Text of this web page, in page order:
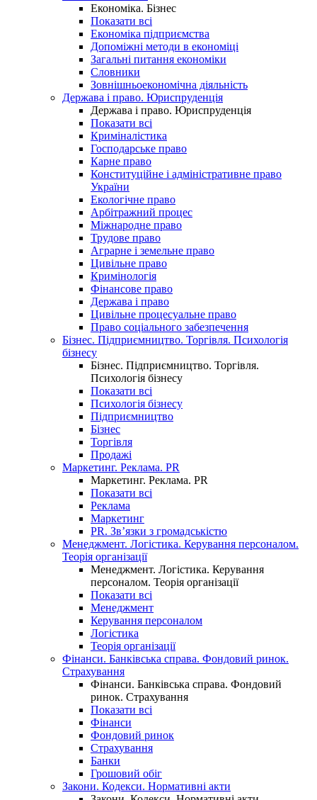
Економіка. Бізнес
Показати всі
Економіка підприємства
Допоміжні методи в економіці
Загальні питання економіки
Словники
Зовнішньоекономічна діяльність
Держава і право. Юриспруденція
Держава і право. Юриспруденція
Показати всі
Криміналістика
Господарське право
Карне право
Конституційне і адміністративне право
України
Екологічне право
Арбітражний процес
Міжнародне право
Трудове право
Аграрне і земельне право
Цивільне право
Кримінологія
Фінансове право
Держава і право
Цивільне процесуальне право
Право соціального забезпечення
Бізнес. Підприємництво. Торгівля. Психологія
бізнесу
Бізнес. Підприємництво. Торгівля.
Психологія бізнесу
Показати всі
Психологія бізнесу
Підприємництво
Бізнес
Торгівля
Продажі
Маркетинг. Реклама. PR
Маркетинг. Реклама. PR
Показати всі
Реклама
Маркетинг
PR. Зв’язки з громадськістю
Менеджмент. Логістика. Керування персоналом.
Теорія організації
Менеджмент. Логістика. Керування
персоналом. Теорія організації
Показати всі
Менеджмент
Керування персоналом
Логістика
Теорія організації
Фінанси. Банківська справа. Фондовий ринок.
Страхування
Фінанси. Банківська справа. Фондовий
ринок. Страхування
Показати всі
Фінанси
Фондовий ринок
Страхування
Банки
Грошовий обіг
Закони. Кодекси. Нормативні акти